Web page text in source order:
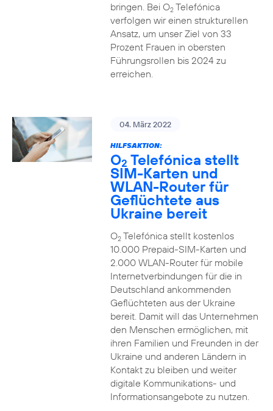
bringen. Bei O2Telefónica
verfolgen wir einen strukturellen
Ansatz, um unser Ziel von 33
Prozent Frauen in obersten
Führungsrollen bis 2024 zu
erreichen.
04. März 2022
HILFSAKTION:
O2 Telefónica stellt
SIM-Karten und
WLAN-Router für
Geflüchtete aus
Ukraine bereit
O2Telefónica stellt kostenlos
10.000 Prepaid-SIM-Karten und
2.000 WLAN-Router für mobile
Internetverbindungen für die in
Deutschland ankommenden
Geflüchteten aus der Ukraine
bereit. Damit will das Unternehmen
den Menschen ermöglichen, mit
ihren Familien und Freunden in der
Ukraine und anderen Ländern in
Kontakt zu bleiben und weiter
digitale Kommunikations- und
Informationsangebote zu nutzen.